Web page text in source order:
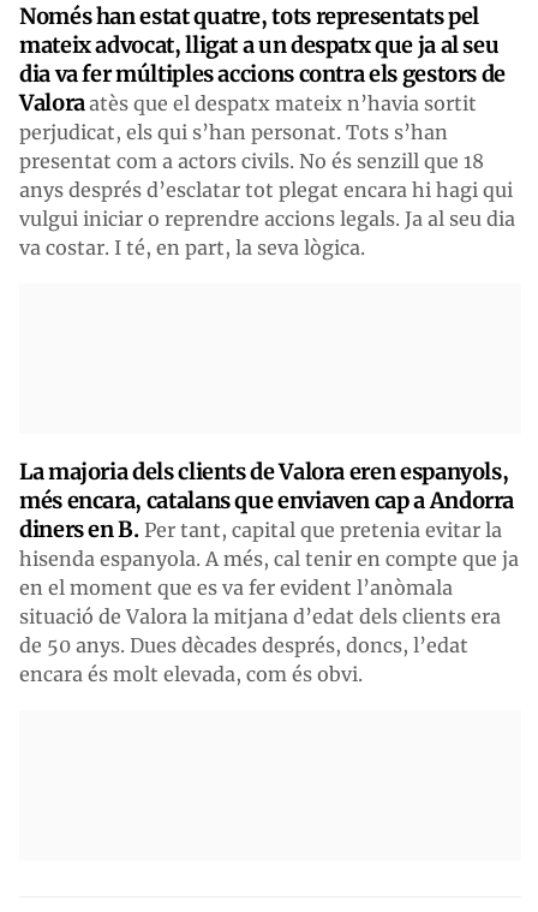
Només han estat quatre, tots representats pel
mateix advocat, lligat a un despatx que ja al seu
dia va fer múltiples accions contra els gestors de
Valoraatès que el despatx mateix n’havia sortit
perjudicat, els qui s’han personat. Tots s’han
presentat com a actors civils. No és senzill que 18
anys després d’esclatar tot plegat encara hi hagi qui
vulgui iniciar o reprendre accions legals. Ja al seu dia
va costar. I té, en part, la seva lògica.
La majoria dels clients de Valora eren espanyols,
més encara, catalans que enviaven cap a Andorra
diners en B.Per tant, capital que pretenia evitar la
hisenda espanyola. A més, cal tenir en compte que ja
en el moment que es va fer evident l’anòmala
situació de Valora la mitjana d’edat dels clients era
de 50 anys. Dues dècades després, doncs, l’edat
encara és molt elevada, com és obvi.